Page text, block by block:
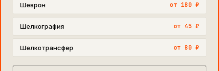
Шеврон от 180 ₽
Шелкография от 45 ₽
Шелкотрансфер от 80 ₽